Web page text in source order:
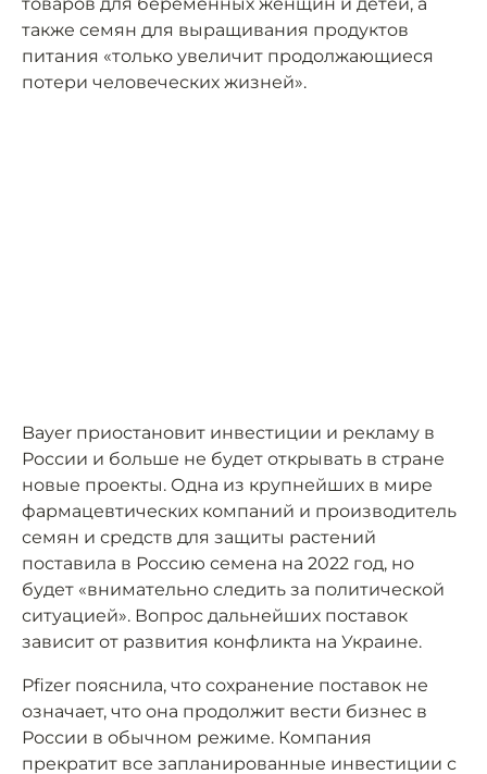
также семян для выращивания продуктов
питания «только увеличит продолжающиеся
потери человеческих жизней».
Bayer приостановит инвестиции и рекламу в
России и больше не будет открывать в стране
новые проекты. Одна из крупнейших в мире
фармацевтических компаний и производитель
семян и средств для защиты растений
поставила в Россию семена на 2022 год, но
будет «внимательно следить за политической
ситуацией». Вопрос дальнейших поставок
зависит от развития конфликта на Украине.
Pfizer пояснила, что сохранение поставок не
означает, что она продолжит вести бизнес в
России в обычном режиме. Компания
прекратит все запланированные инвестиции с